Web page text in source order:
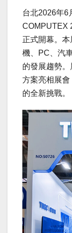
台北2026年6
COMPUTEX
正式開幕。
機、PC、汽
的發展趨勢
方案亮相展
的全新挑戰。